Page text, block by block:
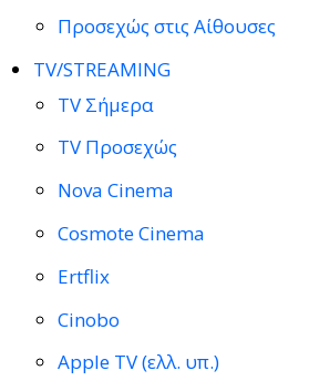
Προσεχώς στις Αίθουσες
TV/STREAMING
TV Σήμερα
TV Προσεχώς
Nova Cinema
Cosmote Cinema
Ertflix
Cinobo
Apple TV (ελλ. υπ.)